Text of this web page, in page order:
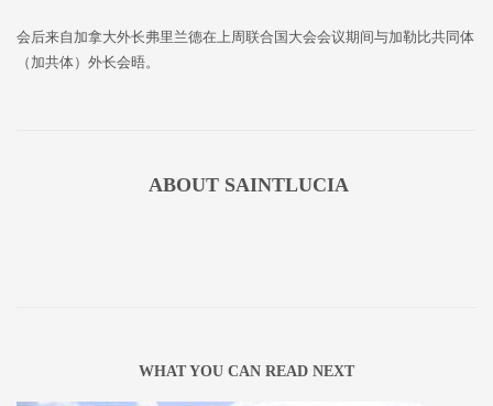
会后来自加拿大外长弗里兰德在上周联合国大会会议期间与加勒比共同体
（加共体）外长会晤。
ABOUT SAINTLUCIA
WHAT YOU CAN READ NEXT